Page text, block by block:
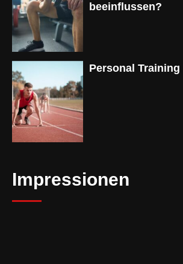
beeinflussen?
Personal Training
Impressionen